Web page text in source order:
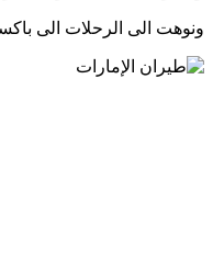
ونوهت الى الرحلات الى